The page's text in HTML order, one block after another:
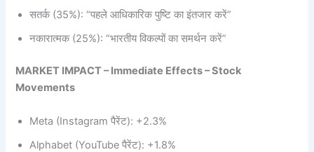
सतर्क (35%): “पहले आधिकारिक पुष्टि का इंतजार करें”
नकारात्मक (25%): “भारतीय विकल्पों का समर्थन करें”
MARKET IMPACT – Immediate Effects – Stock
Movements
Meta (Instagram पैरेंट): +2.3%
Alphabet (YouTube पैरेंट): +1.8%